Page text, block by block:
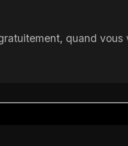
quand vous